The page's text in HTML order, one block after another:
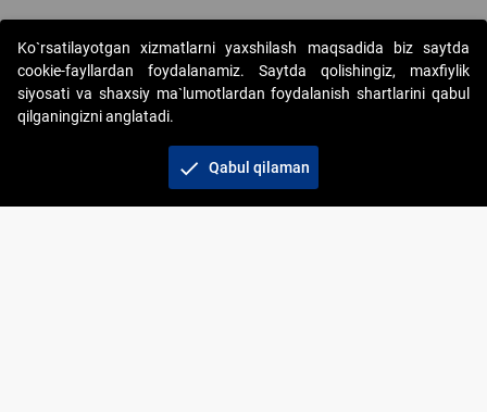
Copyright © 2017-2026. "Elektron onlayn-auksionlarni
tashkil etish" AJ. Barcha huquqlar himoyalangan
Ko`rsatilayotgan xizmatlarni yaxshilash maqsadida biz saytda
cookie-fayllardan foydalanamiz. Saytda qolishingiz, maxfiylik
siyosati va shaxsiy ma`lumotlardan foydalanish shartlarini qabul
qilganingizni anglatadi.
check Qabul qilaman